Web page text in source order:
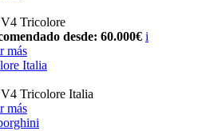
Tricolore
desde: 60.000€ i
más
Italia
Tricolore Italia
más